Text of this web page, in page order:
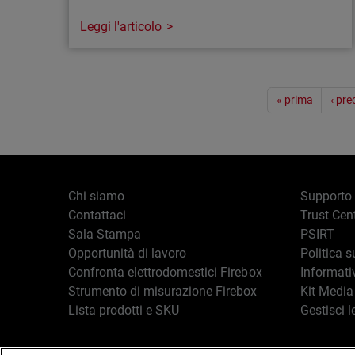
Consolidamento: il nuovo standard per
aiuta gli MSP a crescere migliorando
Leggi l'articolo
« prima ‹
Chi siamo
Contattaci
Sala Stampa
Opportunità di lavoro
Confronta elettrodomestici Firebox
Strumento di misurazione Firebox
Lista prodotti e SKU
Supporto
Trust
PSIRT
Politica
Kit
Gestisci